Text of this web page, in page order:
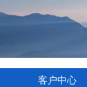
客户中心